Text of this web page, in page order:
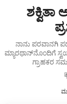
ನಾನು ಪರವಾನಗಿ
ಮ್ಯಾರಥಾನ್‌ನೊಂದಿಗೆ
ಗ್ರಾಹಕರ